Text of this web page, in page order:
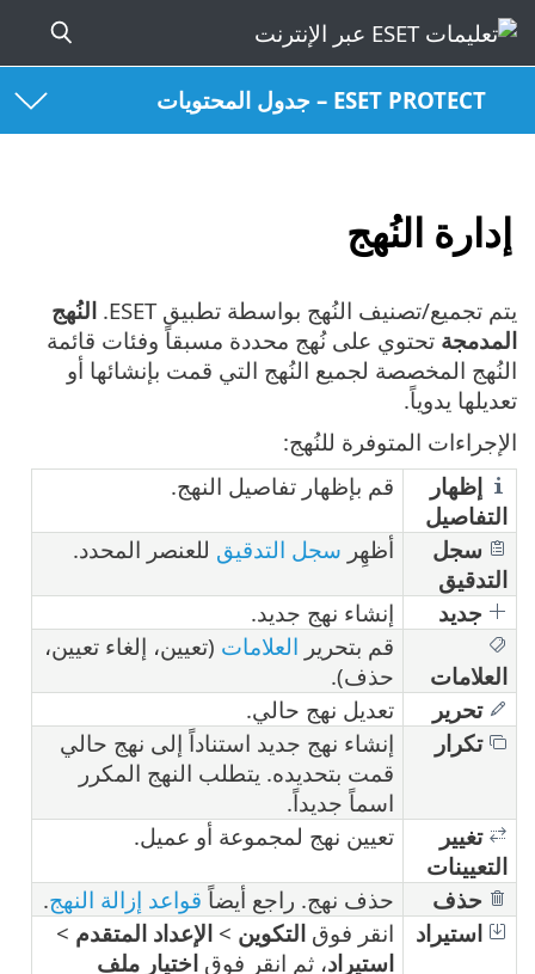
ESET PROTECT – جدول المحتويات
إدارة النُهج
يتم تجميع/تصنيف النُهج بواسطة تطبيق ESET.
النُهج
المدمجة تحتوي على نُهج محددة مسبقاً وفئات قائمة
النُهج المخصصة لجميع النُهج التي قمت بإنشائها أو
تعديلها يدوياً.
الإجراءات المتوفرة للنُهج:
إظهار
التفاصيل
قم بإظهار تفاصيل النهج.
سجل
التدقيق
أظهِر سجل التدقيق للعنصر المحدد.
جديد إنشاء نهج جديد.
العلامات
قم بتحرير العلامات (تعيين، إلغاء تعيين،
حذف).
تحرير
تعديل نهج حالي.
تكرار
إنشاء نهج جديد استناداً إلى نهج حالي
قمت بتحديده. يتطلب النهج المكرر
اسماً جديداً.
تغيير
التعيينات
تعيين نهج لمجموعة أو عميل.
حذف حذف نهج. راجع أيضاً قواعد إزالة النهج.
استيراد
انقر فوق التكوين > الإعداد المتقدم >
استيراد، ثم انقر فوق اختيار ملف